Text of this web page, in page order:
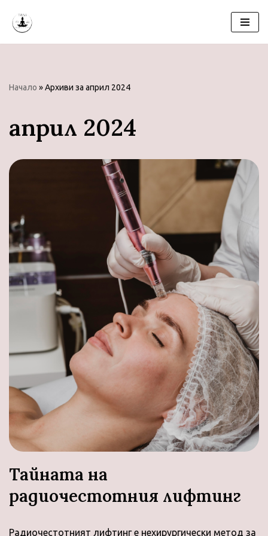
Продължете
Начало »Архиви за април 2024
април 2024
Тайната на
радиочестотния лифтинг
Радиочестотният лифтинг е нехирургически метод за